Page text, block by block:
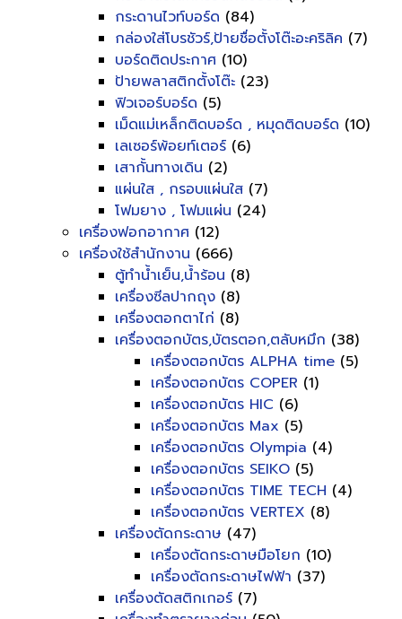
กระดานไวท์บอร์ด (84)
กล่องใส่โบรชัวร์,ป้ายชื่อตั้งโต๊ะอะคริลิค (7)
บอร์ดติดประกาศ (10)
ป้ายพลาสติกตั้งโต๊ะ (23)
ฟิวเจอร์บอร์ด (5)
เม็ดแม่เหล็กติดบอร์ด , หมุดติดบอร์ด (10)
เลเซอร์พ้อยท์เตอร์ (6)
เสากั้นทางเดิน (2)
แผ่นใส , กรอบแผ่นใส (7)
โฟมยาง , โฟมแผ่น (24)
เครื่องฟอกอากาศ (12)
เครื่องใช้สำนักงาน (666)
ตู้ทำน้ำเย็น,น้ำร้อน (8)
เครื่องซีลปากถุง (8)
เครื่องตอกตาไก่ (8)
เครื่องตอกบัตร,บัตรตอก,ตลับหมึก (38)
เครื่องตอกบัตร ALPHA time (5)
เครื่องตอกบัตร COPER (1)
เครื่องตอกบัตร HIC (6)
เครื่องตอกบัตร Max (5)
เครื่องตอกบัตร Olympia (4)
เครื่องตอกบัตร SEIKO (5)
เครื่องตอกบัตร TIME TECH (4)
เครื่องตอกบัตร VERTEX (8)
เครื่องตัดกระดาษ (47)
เครื่องตัดกระดาษมือโยก (10)
เครื่องตัดกระดาษไฟฟ้า (37)
เครื่องตัดสติกเกอร์ (7)